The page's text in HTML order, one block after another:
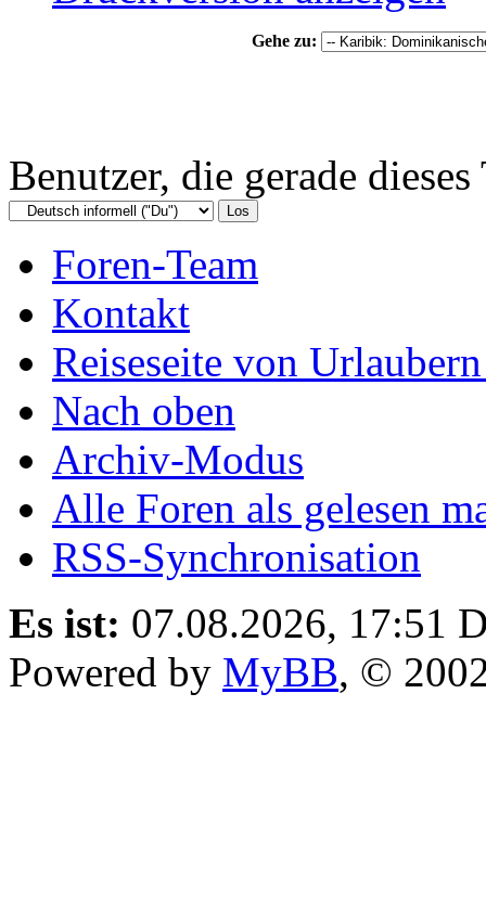
Gehe zu:
Benutzer, die gerade
Foren-Team
Kontakt
Reiseseite von
Nach oben
Archiv-Modus
Alle Foren als gelesen
RSS-Synchronisation
Es ist: 07.08.2026, 17:51
Powered by MyBB, ©